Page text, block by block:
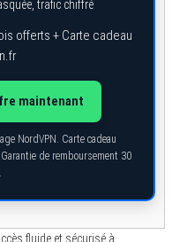
trafic chiffré
offerts + Carte cadeau
maintenant
NordVPN. Carte cadeau
de remboursement 30
fluide et sécurisé à